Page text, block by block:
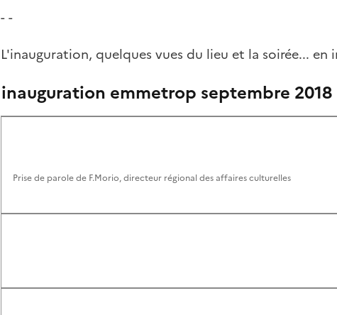
- -
L'inauguration, quelques vues du lieu et la soirée... en
inauguration emmetrop septembre 2018
Prise de parole de F.Morio, directeur régional des affaires culturelles